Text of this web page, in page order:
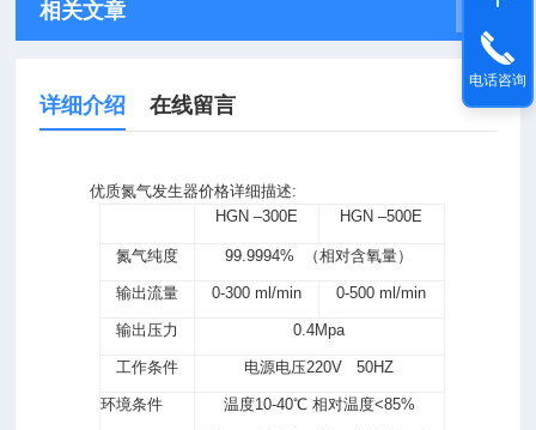
相关文章
详细介绍 在线留言
优质氮气发生器价格详细描述:
HGN –300E
HGN –500E
氮气纯度 99.9994% （相对含氧量）
输出流量 0-300 ml/min 0-500 ml/min
输出压力 0.4Mpa
工作条件 电源电压220V 50HZ
环境条件
温度10-40℃ 相对温度<85%
电话咨询